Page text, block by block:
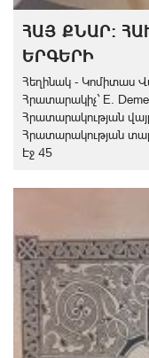
ՀԱՅ ՔՆԱՐ:
ԵՐԳԵՐԻ
Հեղինակ - Կոմիտաս
Հրատարակիչ` E.
Հրատարակության
Հրատարակության
Էջ 45